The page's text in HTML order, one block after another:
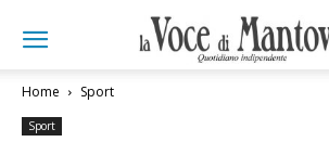
Home Sport
Sport